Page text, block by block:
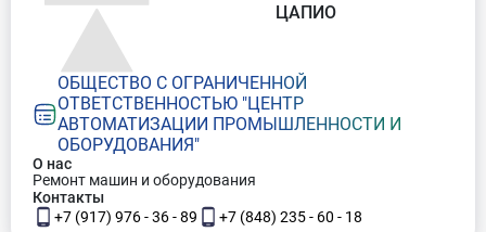
ОБЩЕСТВО С ОГРАНИЧЕННОЙ
ОТВЕТСТВЕННОСТЬЮ "ЦЕНТР
АВТОМАТИЗАЦИИ ПРОМЫШЛЕННОСТИ И
ОБОРУДОВАНИЯ"
ЦАПИО
О нас
Ремонт машин и оборудования
Контакты
+7 (917) 976 - 36 - 89
+7 (848) 235 - 60 - 18